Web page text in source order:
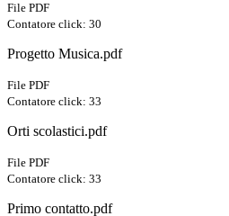
File PDF
Contatore click: 30
Progetto Musica.pdf
File PDF
Contatore click: 33
Orti scolastici.pdf
File PDF
Contatore click: 33
Primo contatto.pdf